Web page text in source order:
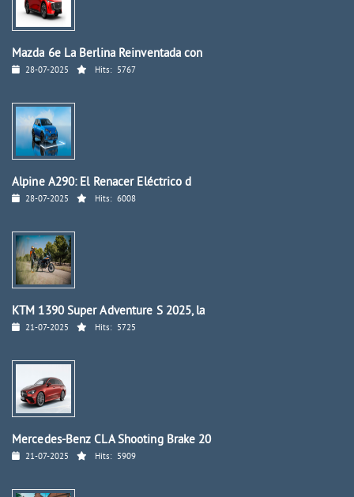
Mazda 6e La Berlina Reinventada con
28-07-2025 Hits: 5767
Alpine A290: El Renacer Eléctrico d
28-07-2025 Hits: 6008
KTM 1390 Super Adventure S 2025, la
21-07-2025 Hits: 5725
Mercedes-Benz CLA Shooting Brake 20
21-07-2025 Hits: 5909